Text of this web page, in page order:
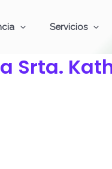
Servicios
Srta.